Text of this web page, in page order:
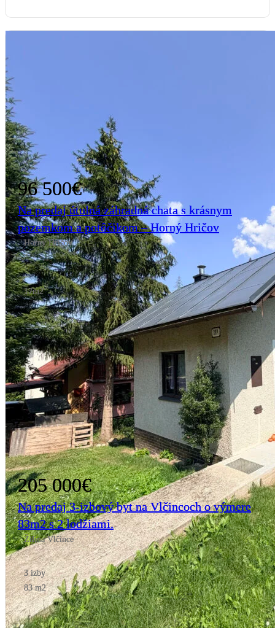
96 500€
Na predaj útulná záhradná chata s krásnym
pozemkom a potôčikom – Horný Hričov
Horný Hričov
17m2
205 000€
Na predaj 3-izbový byt na Vlčincoch o výmere
83m2 s 2 lodžiami.
Žilina Vlčince
3 izby
83 m2